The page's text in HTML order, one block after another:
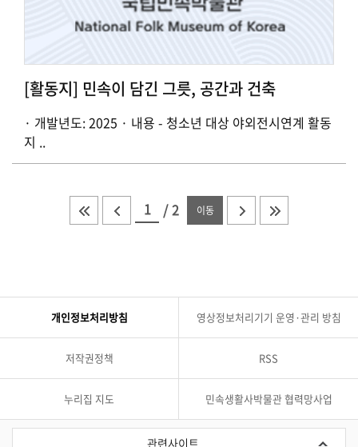
[활동지] 민속이 담긴 그릇, 공간과 건축
· 개발년도: 2025 · 내용 - 청소년 대상 야외전시연계 활동
지 ..
/ 2 이동
개인정보처리방침 영상정보처리기기 운영·관리 방침
저작권정책 RSS
누리집 지도 민속생활사박물관 협력망사업
관
관련사이트